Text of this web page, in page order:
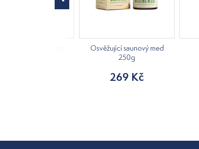
Osvěžující saunový med
250g
269 Kč